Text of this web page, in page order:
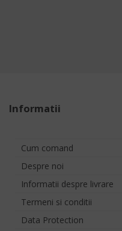
Informatii
Cum comand
Despre noi
Informatii despre livrare
Termeni si conditii
Data Protection